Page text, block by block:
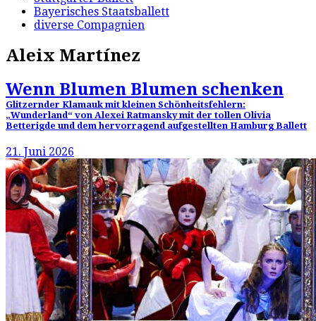
Bayerisches Staatsballett
diverse Compagnien
Aleix Martínez
Wenn Blumen Blumen schenken
Glitzernder Klamauk mit kleinen Schönheitsfehlern:
„Wunderland“ von Alexei Ratmansky mit der tollen Olivia
Betterigde und dem hervorragend aufgestellten Hamburg Ballett
21. Juni 2026